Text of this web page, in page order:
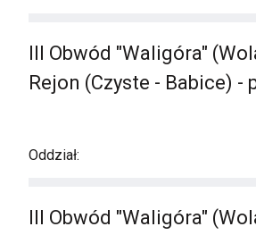
III Obwód "Waligóra"
Rejon (Czyste - Babice) -
Oddział:
III Obwód "Waligóra"